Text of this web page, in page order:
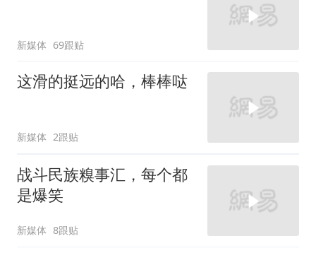
新媒体 69跟贴
这滑的挺远的哈，棒棒哒
新媒体 2跟贴
战斗民族糗事汇，每个都
是爆笑
新媒体 8跟贴